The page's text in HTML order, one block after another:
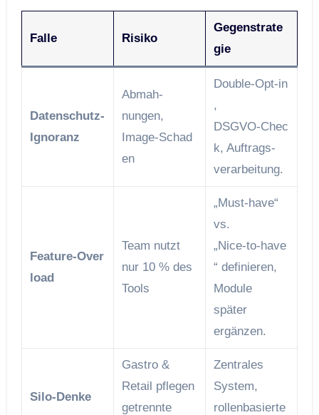
Falle Risiko
Gegenstrate
gie
Datenschutz‑
Ignoranz
Abmah­
nungen,
Image‑Schad
en
Double‑Opt‑in
,
DSGVO‑Chec
k, Auftrags­
verarbeitung.
Feature‑Over
load
Team nutzt
nur 10 % des
Tools
„Must‑have“
vs.
„Nice‑to‑have
“ definieren,
Module
später
ergänzen.
Silo‑Denke
Gastro &
Retail pflegen
getrennte
Zentrales
System,
rollen­basierte